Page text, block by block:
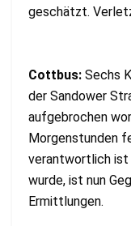
geschätzt.
Cottbus: Sechs
der Sandower
aufgebrochen
Morgenstunden
verantwortlich ist
wurde, ist nun
Ermittlungen.